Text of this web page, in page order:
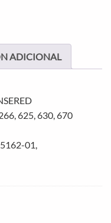
ADICIONAL
625, 630, 670
01,